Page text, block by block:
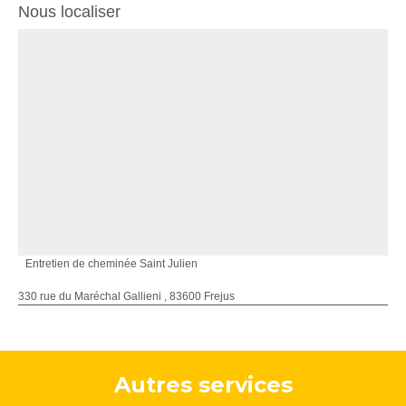
Nous localiser
Entretien de cheminée Saint Julien
330 rue du Maréchal Gallieni , 83600 Frejus
Autres services